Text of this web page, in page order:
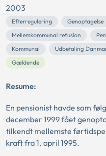
2003
Efterregulering Genoptagelse
Mellemkommunal refusion
Kommunal
Udbetaling
Gældende
Resume:
En pensionist havde som
december 1999 fået
tilkendt mellemste
kraft fra 1. april 1995.